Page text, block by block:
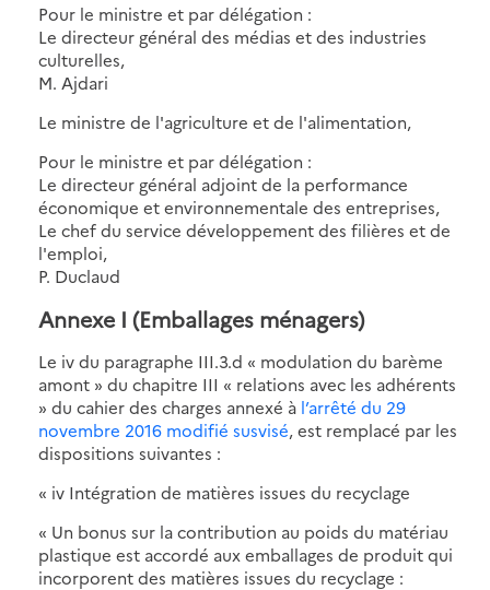
Pour le ministre et par délégation :
Le directeur général des médias et des industries
culturelles,
M. Ajdari
Le ministre de l'agriculture et de l'alimentation,
Pour le ministre et par délégation :
Le directeur général adjoint de la performance
économique et environnementale des entreprises,
Le chef du service développement des filières et de
l'emploi,
P. Duclaud
Annexe I (Emballages ménagers)
Le iv du paragraphe III.3.d « modulation du barème
amont » du chapitre III « relations avec les adhérents
» du cahier des charges annexé à l’arrêté du 29
novembre 2016 modifié susvisé, est remplacé par les
dispositions suivantes :
« iv Intégration de matières issues du recyclage
« Un bonus sur la contribution au poids du matériau
plastique est accordé aux emballages de produit qui
incorporent des matières issues du recyclage :